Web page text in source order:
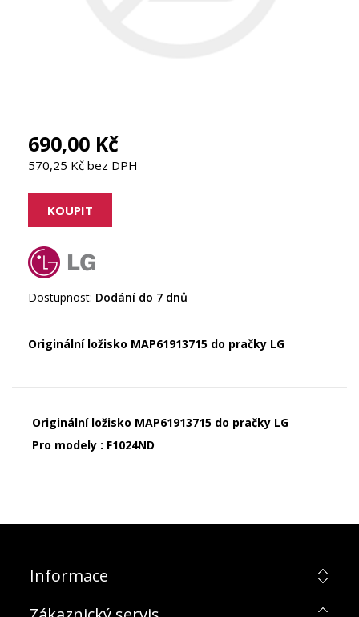
690,00 Kč
570,25 Kč bez DPH
Dostupnost: Dodání do 7 dnů
Originální ložisko MAP61913715 do pračky LG
Originální ložisko MAP61913715 do pračky LG
Pro modely : F1024ND
Informace